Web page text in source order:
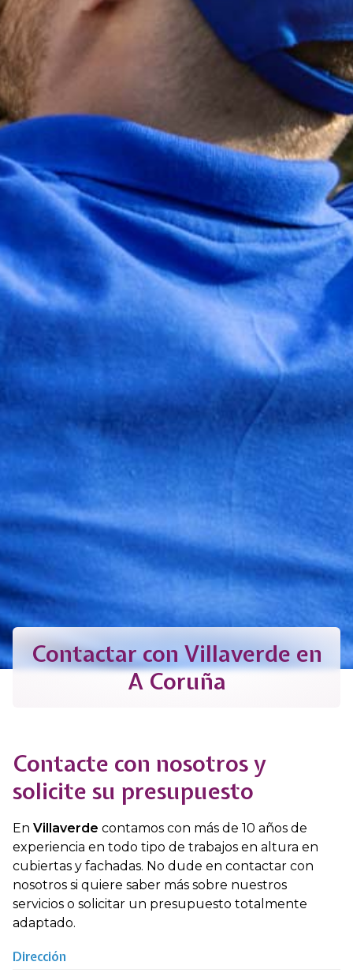
Contactar con Villaverde en
A Coruña
Contacte con nosotros y
solicite su presupuesto
En Villaverde contamos con más de 10 años de
experiencia en todo tipo de trabajos en altura en
cubiertas y fachadas. No dude en contactar con
nosotros si quiere saber más sobre nuestros
servicios o solicitar un presupuesto totalmente
adaptado.
Dirección